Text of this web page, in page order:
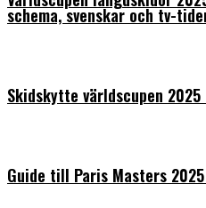
schema, svenskar och tv-
Skidskytte världscupen
Guide till Paris Masters